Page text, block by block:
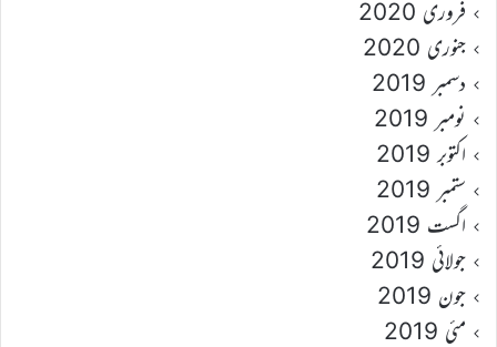
فروری 2020
جنوری 2020
دسمبر 2019
نومبر 2019
اکتوبر 2019
ستمبر 2019
اگست 2019
جولائی 2019
جون 2019
مئی 2019